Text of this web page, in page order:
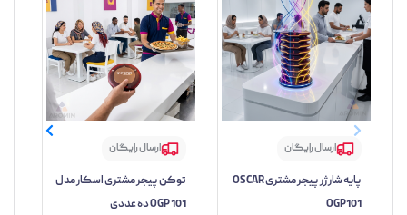
ارسال رایگان
پایه شارژر پیجر مشتری OSCAR
OGP101
ارسال رایگان
توکن پیجر مشتری اسکار مدل
OGP 101 ده عددی